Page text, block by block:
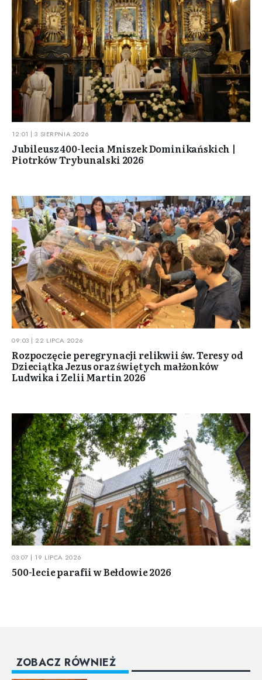
12:01 | 3 SIERPNIA 2026
Jubileusz 400-lecia Mniszek Dominikańskich |
Piotrków Trybunalski 2026
09:03 | 22 LIPCA 2026
Rozpoczęcie peregrynacji relikwii św. Teresy od
Dzieciątka Jezus oraz świętych małżonków
Ludwika i Zelii Martin 2026
03:07 | 19 LIPCA 2026
500-lecie parafii w Bełdowie 2026
ZOBACZ RÓWNIEŻ